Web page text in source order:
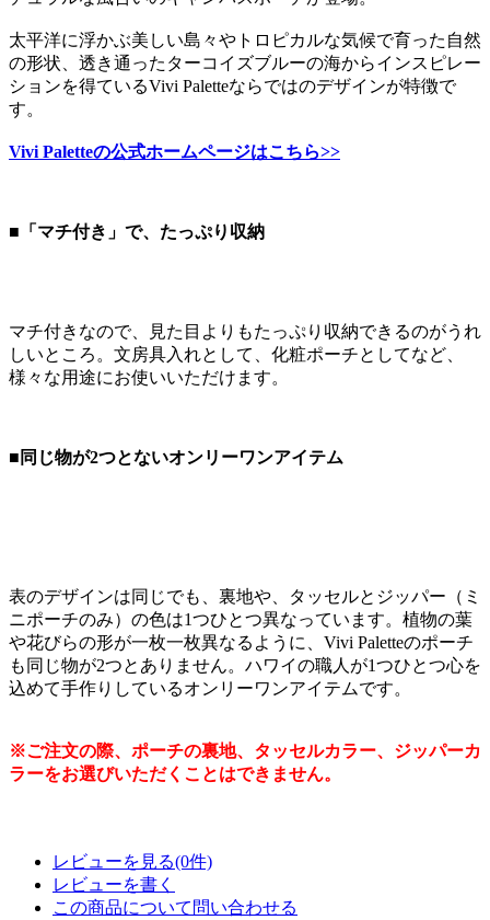
太平洋に浮かぶ美しい島々やトロピカルな気候で育った自然
の形状、透き通ったターコイズブルーの海からインスピレー
ションを得ているVivi Paletteならではのデザインが特徴で
す。
Vivi Paletteの公式ホームページはこちら>>
■「マチ付き」で、たっぷり収納
マチ付きなので、見た目よりもたっぷり収納できるのがうれ
しいところ。文房具入れとして、化粧ポーチとしてなど、
様々な用途にお使いいただけます。
■同じ物が2つとないオンリーワンアイテム
表のデザインは同じでも、裏地や、タッセルとジッパー（ミ
ニポーチのみ）の色は1つひとつ異なっています。植物の葉
や花びらの形が一枚一枚異なるように、Vivi Paletteのポーチ
も同じ物が2つとありません。ハワイの職人が1つひとつ心を
込めて手作りしているオンリーワンアイテムです。
※ご注文の際、ポーチの裏地、タッセルカラー、ジッパーカ
ラーをお選びいただくことはできません。
レビューを見る(0件)
レビューを書く
この商品について問い合わせる